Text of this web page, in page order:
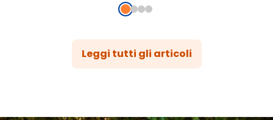
Leggi tutti gli articoli